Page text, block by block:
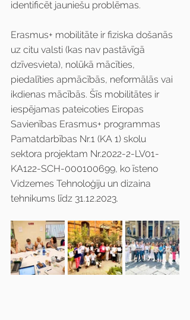
identificēt jauniešu problēmas.
Erasmus+ mobilitāte ir fiziska došanās
uz citu valsti (kas nav pastāvīgā
dzīvesvieta), nolūkā mācīties,
piedalīties apmācībās, neformālās vai
ikdienas mācībās. Šīs mobilitātes ir
iespējamas pateicoties Eiropas
Savienības Erasmus+ programmas
Pamatdarbības Nr.1 (KA 1) skolu
sektora projektam Nr.2022-2-LV01-
KA122-SCH-000100699, ko īsteno
Vidzemes Tehnoloģiju un dizaina
tehnikums līdz 31.12.2023.